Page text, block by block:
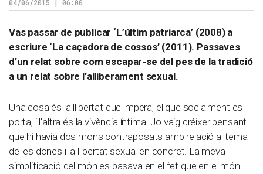
04/06/2015 | 06:00
Vas passar de publicar ‘L’últim patriarca’ (2008) a
escriure ‘La caçadora de cossos’ (2011). Passaves
d’un relat sobre com escapar-se del pes de la tradició
a un relat sobre l’alliberament sexual.
Una cosa és la llibertat que impera, el que socialment es
porta, i l’altra és la vivència íntima. Jo vaig créixer pensant
que hi havia dos mons contraposats amb relació al tema
de les dones i la llibertat sexual en concret. La meva
simplificació del món es basava en el fet que en el món